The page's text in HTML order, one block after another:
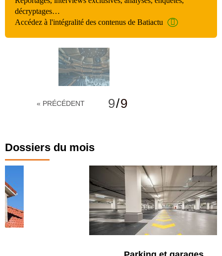
décryptages…
Accédez à l'intégralité des contenus de Batiactu
« PRÉCÉDENT 9/9
Dossiers du mois